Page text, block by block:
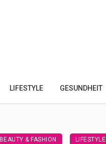
LIFESTYLE GESUNDHEIT
BEAUTY & FASHION LIFESTYLE